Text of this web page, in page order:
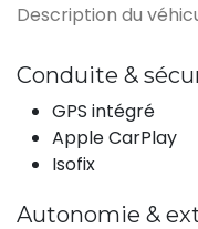
Description du
Conduite &
GPS intégré
Apple CarPlay
Isofix
Autonomie &